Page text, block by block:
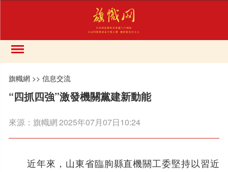
旗幟網 >>信息交流
“四抓四強”激發機關黨建新動能
來源：旗幟網2025年07月07日10:24
近年來，山東省臨朐縣直機關工委堅持以習近